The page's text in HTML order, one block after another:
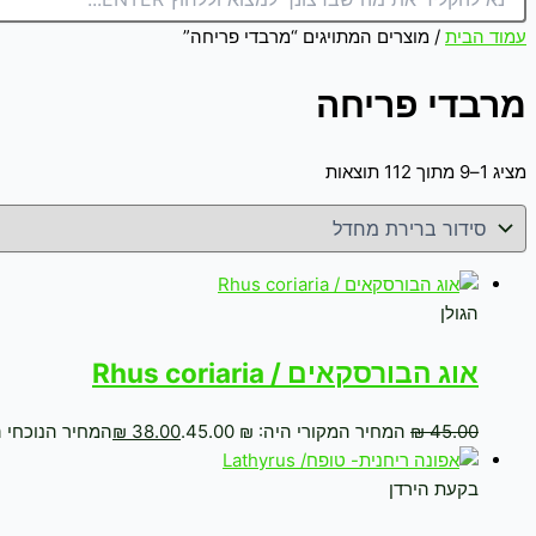
עמוד הבית / מוצרים המתויגים “מרבדי פריחה”
מרבדי פריחה
מציג 1–9 מתוך 112 תוצאות
הגולן
אוג הבורסקאים / Rhus coriaria
₪45.00 המחיר המקורי היה: ₪ 45.00. ₪ 38.00 המחיר הנוכחי
בקעת הירדן